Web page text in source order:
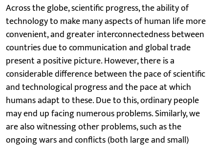
Across the globe, scientific progress, the ability of
technology to make many aspects of human life more
convenient, and greater interconnectedness between
countries due to communication and global trade
present a positive picture. However, there is a
considerable difference between the pace of scientific
and technological progress and the pace at which
humans adapt to these. Due to this, ordinary people
may end up facing numerous problems. Similarly, we
are also witnessing other problems, such as the
ongoing wars and conflicts (both large and small)